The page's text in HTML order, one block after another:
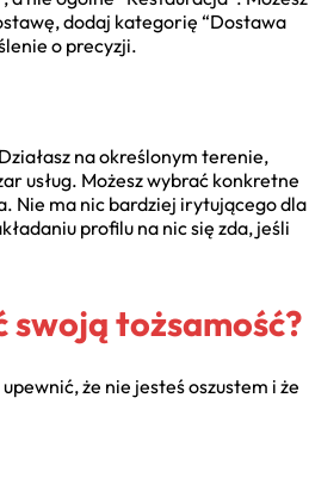
dodaj kategorię “Dostawa
o precyzji.
na określonym terenie,
usług. Możesz wybrać konkretne
Nie ma nic bardziej irytującego dla
profilu na nic się zda, jeśli
tożsamość?
że nie jesteś oszustem i że